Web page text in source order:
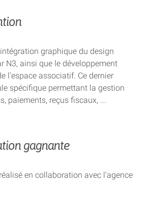
graphique du design
N3, ainsi que le développement
l'espace associatif. Ce dernier
spécifique permettant la gestion
paiements, reçus fiscaux, ...
gagnante
en collaboration avec l'agence